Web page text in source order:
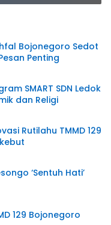
Bojonegoro Sedot
Penting
SMART SDN Ledok
dan Religi
Rutilahu TMMD 129
‘Sentuh Hati’
129 Bojonegoro